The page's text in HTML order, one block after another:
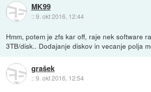
MK99
::9. okt 2016, 12:44
Hmm, potem je zfs kar off, raje nek software
3TB/disk.. Dodajanje diskov in vecanje polja
grašek
::9. okt 2016, 12:54